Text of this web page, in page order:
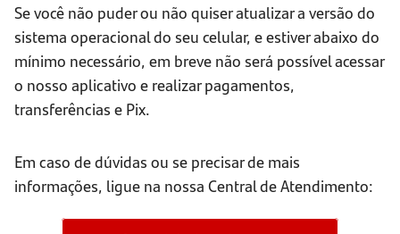
Se você não puder ou não quiser atualizar a versão do
sistema operacional do seu celular, e estiver abaixo do
mínimo necessário, em breve não será possível acessar
o nosso aplicativo e realizar pagamentos,
transferências e Pix.
Em caso de dúvidas ou se precisar de mais
informações, ligue na nossa Central de Atendimento: